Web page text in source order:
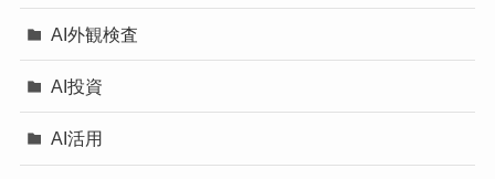
AI外観検査
AI投資
AI活用